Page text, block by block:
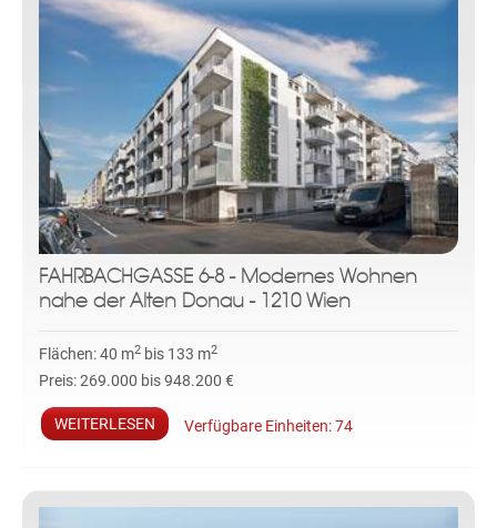
FAHRBACHGASSE 6-8 - Modernes Wohnen
nahe der Alten Donau - 1210 Wien
Flächen:40 m2 bis 133 m2
Preis:269.000 bis 948.200 €
WEITERLESEN Verfügbare Einheiten:74